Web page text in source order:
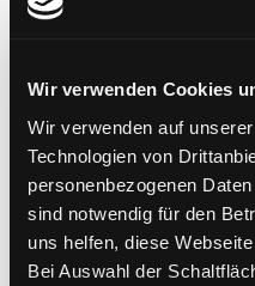
Wir verwenden Cookies
Wir verwenden auf
Technologien von
personenbezogenen
sind notwendig für den
uns helfen, diese
Bei Auswahl der
Exemplare
Zweigstelle:Zanklhof
Signatur:
TD.JE.M WEI
Standort 2: Ausleihe